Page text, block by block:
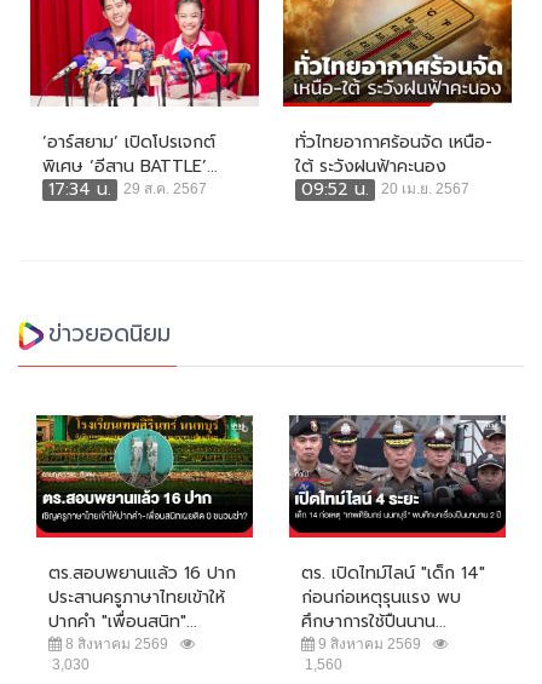
‘อาร์สยาม’ เปิดโปรเจกต์
พิเศษ ‘อีสาน BATTLE’...
17:34 น.
29 ส.ค. 2567
ทั่วไทยอากาศร้อนจัด เหนือ-
ใต้ ระวังฝนฟ้าคะนอง
09:52 น.
20 เม.ย. 2567
ข่าวยอดนิยม
ตร.สอบพยานแล้ว 16 ปาก
ประสานครูภาษาไทยเข้าให้
ปากคำ "เพื่อนสนิท"...
8 สิงหาคม 2569
3,030
ตร. เปิดไทม์ไลน์ "เด็ก 14"
ก่อนก่อเหตุรุนแรง พบ
ศึกษาการใช้ปืนนาน...
9 สิงหาคม 2569
1,560